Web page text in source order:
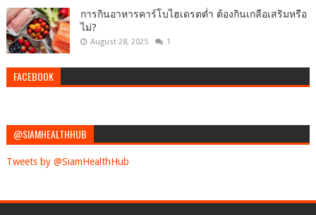
การกินอาหารคาร์โบไฮเดรตต่ำ ต้องกินเกลือเสริมหรือ
ไม่?
August 28, 2025 1
FACEBOOK
@SIAMHEALTHHUB
Tweets by @SiamHealthHub